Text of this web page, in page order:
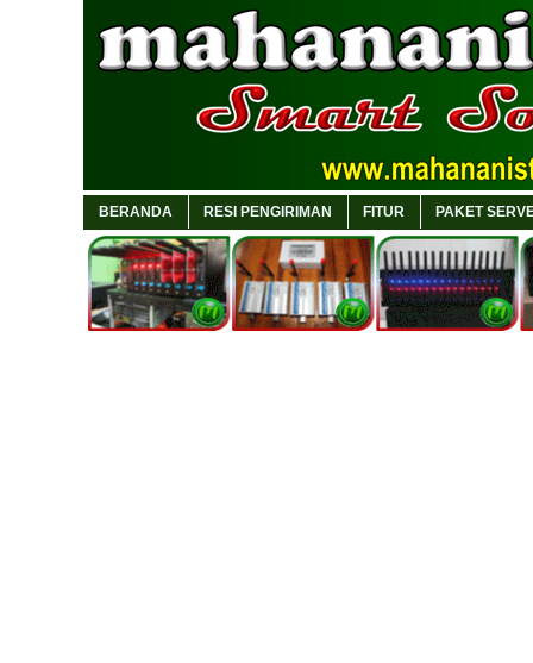
BERANDA RESI PENGIRIMAN FITUR PAKET